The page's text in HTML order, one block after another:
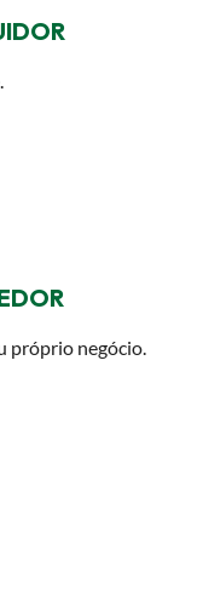
próprio negócio.